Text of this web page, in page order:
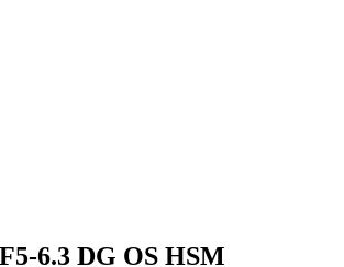
6.3 DG OS HSM